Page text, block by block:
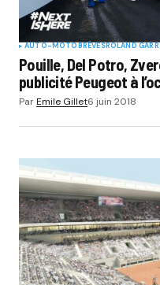
AUTO-MOTOBRÈVESROLAND
Pouille, Del Potro,
publicité Peugeot à
ParEmile Gillet6 juin 2018